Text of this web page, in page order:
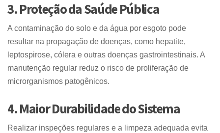
3. Proteção da Saúde Pública
A contaminação do solo e da água por esgoto pode
resultar na propagação de doenças, como hepatite,
leptospirose, cólera e outras doenças gastrointestinais. A
manutenção regular reduz o risco de proliferação de
microrganismos patogênicos.
4. Maior Durabilidade do Sistema
Realizar inspeções regulares e a limpeza adequada evita